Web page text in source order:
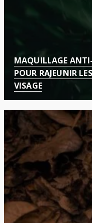
MAQUILLAGE
POUR RAJEUNIR
VISAGE